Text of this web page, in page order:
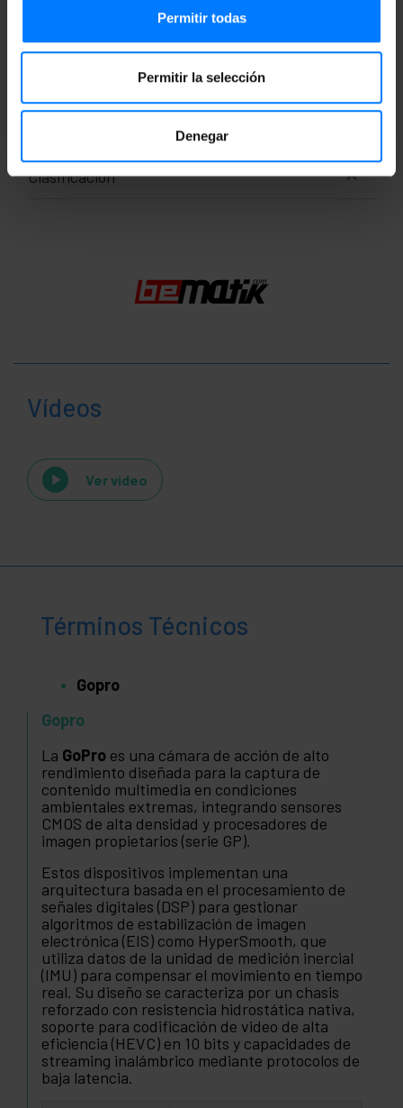
Permitir todas
Permitir la selección
Denegar
Peso bruto: 10 g
Medidas del producto (ancho x profundidad x
alto): 6.0 x 6.0 x 1.0 cm
Número de paquetes: 1
Medidas del paquete: 6.0 x 6.0 x 1.0 cm
Clasificación
Vídeos
Ver video
Términos Técnicos
Gopro
Gopro
La GoPro es una cámara de acción de alto
rendimiento diseñada para la captura de
contenido multimedia en condiciones
ambientales extremas, integrando sensores
CMOS de alta densidad y procesadores de
imagen propietarios (serie GP).
Estos dispositivos implementan una
arquitectura basada en el procesamiento de
señales digitales (DSP) para gestionar
algoritmos de estabilización de imagen
electrónica (EIS) como HyperSmooth, que
utiliza datos de la unidad de medición inercial
(IMU) para compensar el movimiento en tiempo
real. Su diseño se caracteriza por un chasis
reforzado con resistencia hidrostática nativa,
soporte para codificación de video de alta
eficiencia (HEVC) en 10 bits y capacidades de
streaming inalámbrico mediante protocolos de
baja latencia.